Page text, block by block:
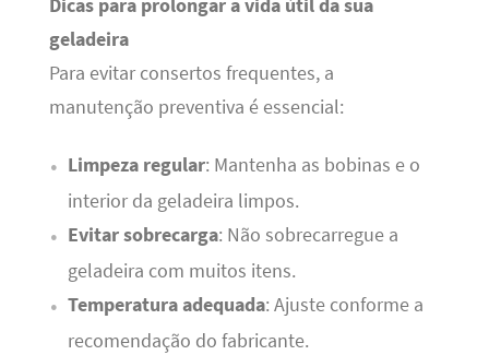
Dicas para prolongar a vida útil da sua
geladeira
Para evitar consertos frequentes, a
manutenção preventiva é essencial:
Limpeza regular: Mantenha as bobinas e o
interior da geladeira limpos.
Evitar sobrecarga: Não sobrecarregue a
geladeira com muitos itens.
Temperatura adequada: Ajuste conforme a
recomendação do fabricante.